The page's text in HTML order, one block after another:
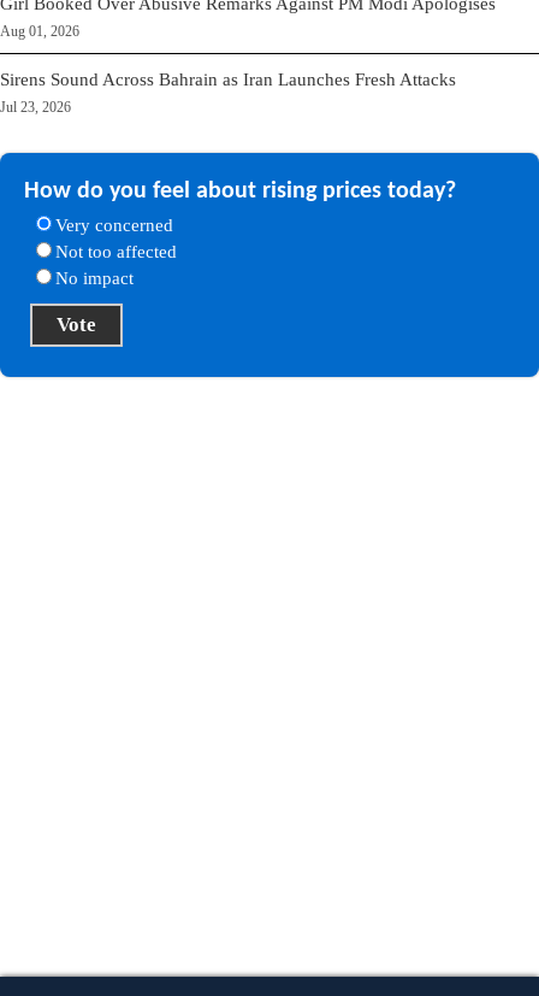
Aug 01, 2026
Sirens Sound Across Bahrain as Iran Launches Fresh Attacks
Jul 23, 2026
How do you feel about rising prices today?
Very concerned
Not too affected
No impact